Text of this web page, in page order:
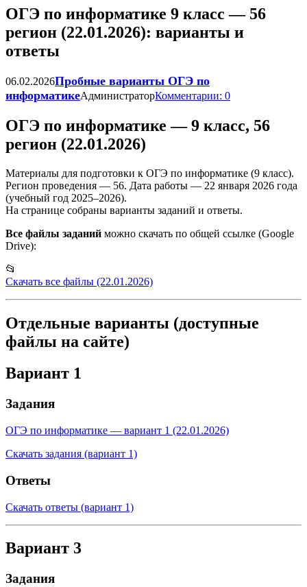
ОГЭ по информатике 9 класс — 56
регион (22.01.2026): варианты и
ответы
06.02.2026Пробные варианты ОГЭ по
информатикеАдминистраторКомментарии: 0
ОГЭ по информатике — 9 класс, 56
регион (22.01.2026)
Материалы для подготовки к ОГЭ по информатике (9 класс).
Регион проведения — 56. Дата работы — 22 января 2026 года
(учебный год 2025–2026).
На странице собраны варианты заданий и ответы.
Все файлы заданий можно скачать по общей ссылке (Google
Drive):
📂
Скачать все файлы (22.01.2026)
Отдельные варианты (доступные
файлы на сайте)
Вариант 1
Задания
ОГЭ по информатике — вариант 1 (22.01.2026)
Скачать задания (вариант 1)
Ответы
Скачать ответы (вариант 1)
Вариант 3
Задания